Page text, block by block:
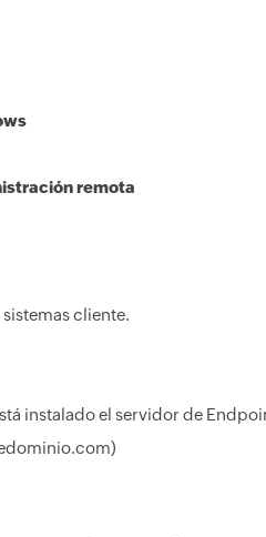
remota
cliente.
instalado el servidor de